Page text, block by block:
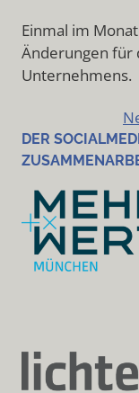
Einmal im
Änderungen für
Unternehmens.
DER